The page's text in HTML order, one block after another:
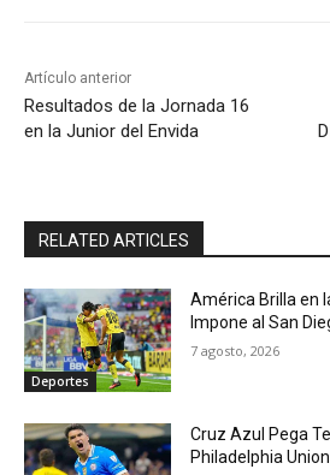
Artículo anterior
Resultados de la Jornada 16
en la Junior del Envida
RELATED ARTICLES
Deportes
América Brilla en
Impone al San
7 agosto, 2026
Cruz Azul Pega
Philadelphia Union